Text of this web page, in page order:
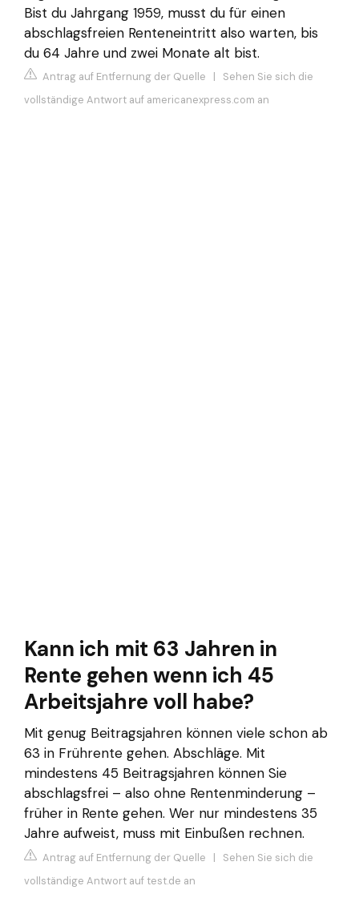
Bist du Jahrgang 1959, musst du für einen
abschlagsfreien Renteneintritt also warten, bis
du 64 Jahre und zwei Monate alt bist.
Antrag auf Entfernung der Quelle | Sehen Sie sich die
vollständige Antwort auf americanexpress.com an
Kann ich mit 63 Jahren in
Rente gehen wenn ich 45
Arbeitsjahre voll habe?
Mit genug Beitragsjahren können viele schon ab
63 in Frührente gehen. Abschläge. Mit
mindestens 45 Beitragsjahren können Sie
abschlagsfrei – also ohne Rentenminderung –
früher in Rente gehen. Wer nur mindestens 35
Jahre aufweist, muss mit Einbußen rechnen.
Antrag auf Entfernung der Quelle | Sehen Sie sich die
vollständige Antwort auf test.de an